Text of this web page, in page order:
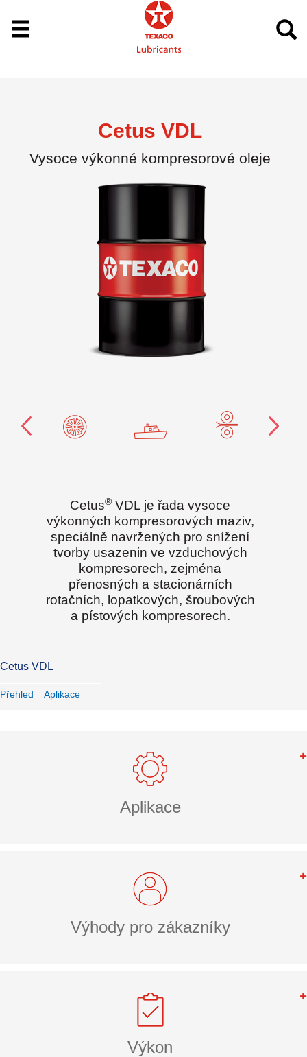
Cetus VDL
Vysoce výkonné kompresorové oleje
Cetus® VDL je řada vysoce
výkonných kompresorových maziv,
speciálně navržených pro snížení
tvorby usazenin ve vzduchových
kompresorech, zejména
přenosných a stacionárních
rotačních, lopatkových, šroubových
a pístových kompresorech.
Cetus VDL
Přehled Aplikace
Aplikace
Výhody pro zákazníky
Výkon